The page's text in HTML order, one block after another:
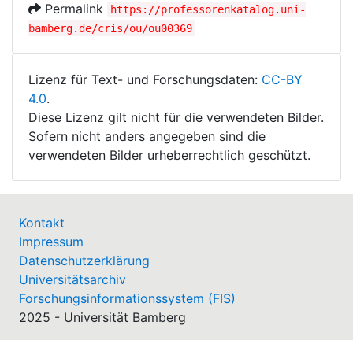
Permalink
https://professorenkatalog.uni-
bamberg.de/cris/ou/ou00369
Lizenz für Text- und Forschungsdaten: CC-BY
4.0.
Diese Lizenz gilt nicht für die verwendeten Bilder.
Sofern nicht anders angegeben sind die
verwendeten Bilder urheberrechtlich geschützt.
Kontakt
Impressum
Datenschutzerklärung
Universitätsarchiv
Forschungsinformationssystem (FIS)
2025 - Universität Bamberg